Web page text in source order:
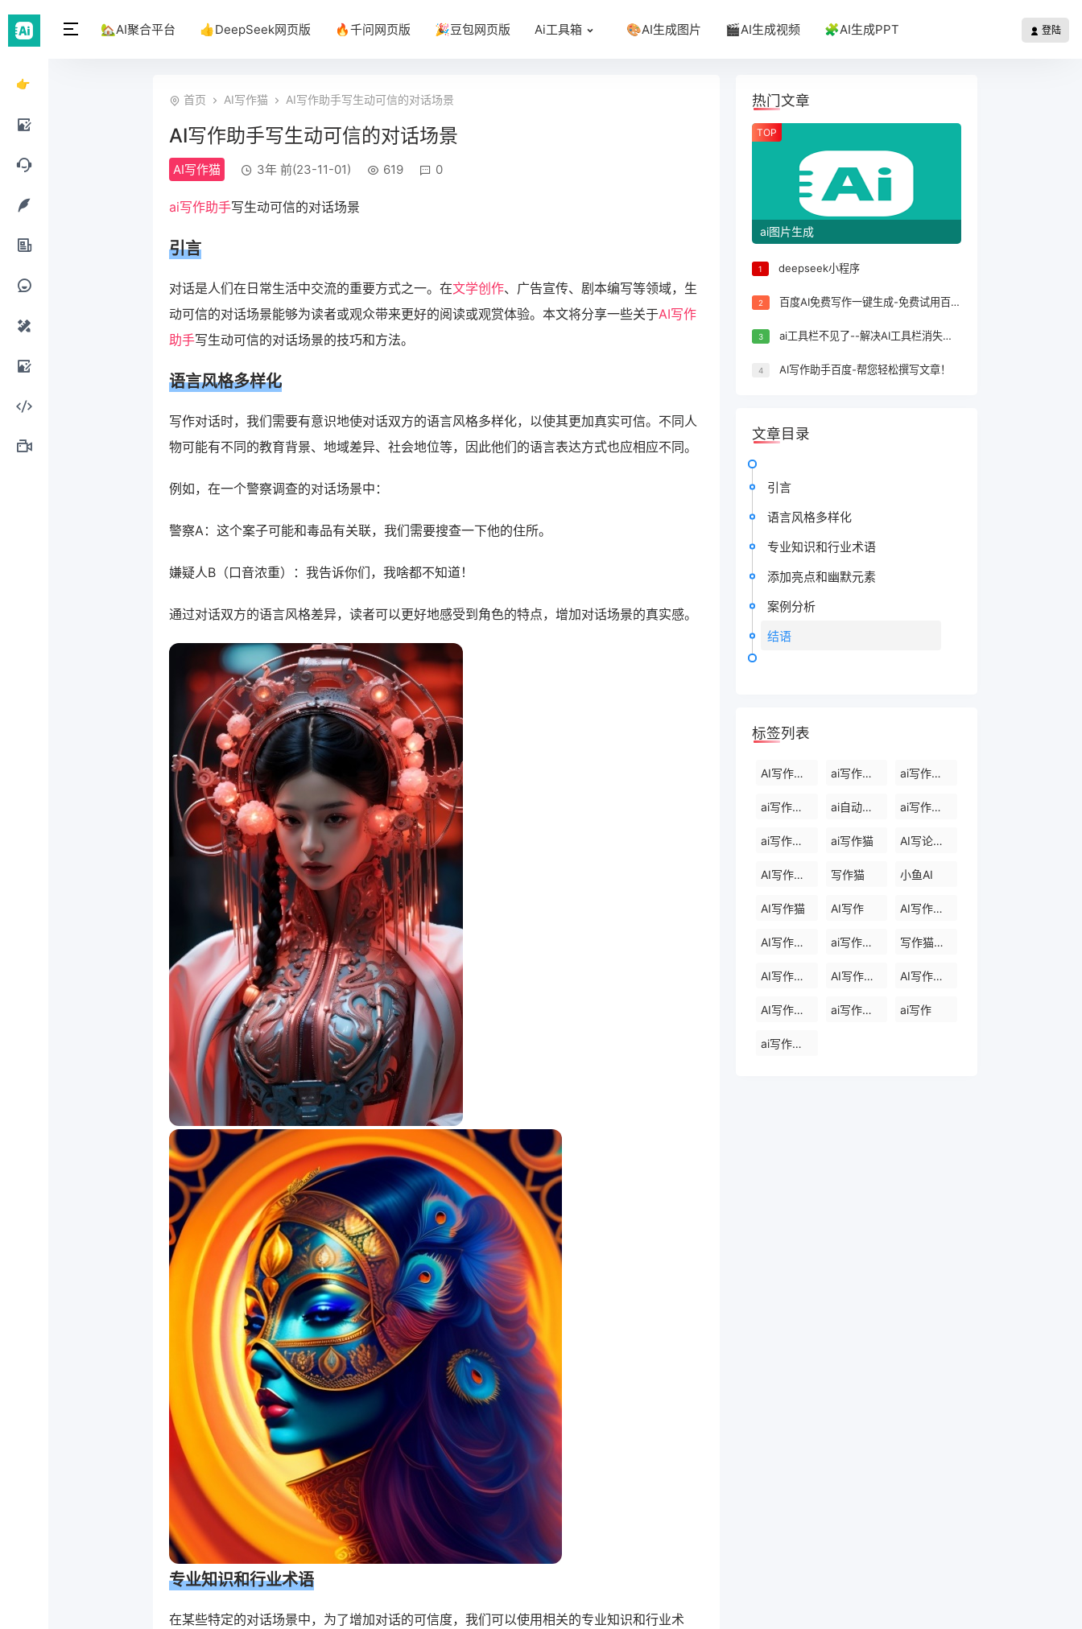
👉
DeepSeek
AI绘
AI聊
AI写
AI办
AI提
AI设
AI图
AI编
🏡AI聚合平台 👍DeepSeek网页版 🔥千问网页版 🎉豆包网页版 Ai工具箱 🎨AI生成图片 🎬AI生成视频 🧩AI生成PPT 登陆
首页 AI写作猫 AI写作助手写生动可信的对话场景
AI写作助手写生动可信的对话场景
AI写作猫 3年 前(23-11-01) 619 0
ai写作助手写生动可信的对话场景
引言
对话是人们在日常生活中交流的重要方式之一。在文学创作、广告宣传、剧本编写等领域，生
动可信的对话场景能够为读者或观众带来更好的阅读或观赏体验。本文将分享一些关于AI写作
助手写生动可信的对话场景的技巧和方法。
语言风格多样化
写作对话时，我们需要有意识地使对话双方的语言风格多样化，以使其更加真实可信。不同人
物可能有不同的教育背景、地域差异、社会地位等，因此他们的语言表达方式也应相应不同。
例如，在一个警察调查的对话场景中：
警察A：这个案子可能和毒品有关联，我们需要搜查一下他的住所。
嫌疑人B（口音浓重）：我告诉你们，我啥都不知道！
通过对话双方的语言风格差异，读者可以更好地感受到角色的特点，增加对话场景的真实感。
专业知识和行业术语
在某些特定的对话场景中，为了增加对话的可信度，我们可以使用相关的专业知识和行业术
热门文章
TOP
ai图片生成
1 deepseek小程序
2 百度AI免费写作一键生成-免费试用百度AI写作一键生成，轻松完成文案创作！
3 ai工具栏不见了--解决AI工具栏消失问题的方法
4 AI写作助手百度-帮您轻松撰写文章！
文章目录
引言
语言风格多样化
专业知识和行业术语
添加亮点和幽默元素
案例分析
结语
标签列表
AI写作生成器 ai写作软件下载 ai写作免费软件
ai写作软件永久免费版 ai自动写作软件 ai写作生成器
ai写作免费 ai写作猫 AI写论文生成器
AI写作助手 写作猫 小鱼AI
AI写作猫 AI写作 AI写作生成器
AI写作助手 ai写作助手会员 写作猫官网
AI写作助手官网 AI写作助手免费版 AI写作助手那些
AI写作助手原创 ai写作助手网页版 ai写作
ai写作官网